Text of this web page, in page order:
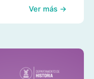
Ver más →